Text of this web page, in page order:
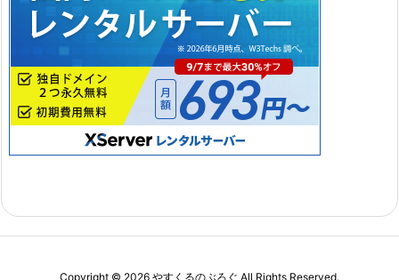
Copyright © 2026 やすくるのぶろぐ All Rights Reserved.